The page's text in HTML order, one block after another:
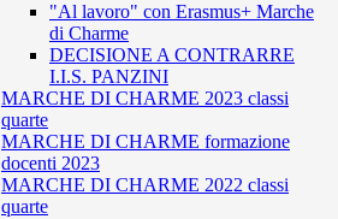
"Al lavoro" con Erasmus+ Marche
di Charme
DECISIONE A CONTRARRE
I.I.S. PANZINI
MARCHE DI CHARME 2023 classi
quarte
MARCHE DI CHARME formazione
docenti 2023
MARCHE DI CHARME 2022 classi
quarte